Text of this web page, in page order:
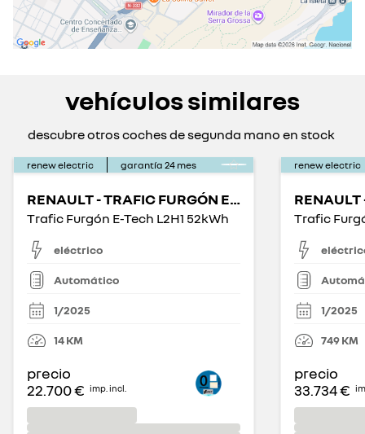
vehículos similares
descubre otros coches de segunda mano en stock
renew electric garantía 24 mes
RENAULT - TRAFIC FURGÓN E-TECH ELÉCTRICO
Trafic Furgón E-Tech L2H1 52kWh
eléctrico
Automático
1/2025
14KM
precio
22.700 € imp. incl.
renew electric
Trafic
1/2025
749KM
precio
33.734 €